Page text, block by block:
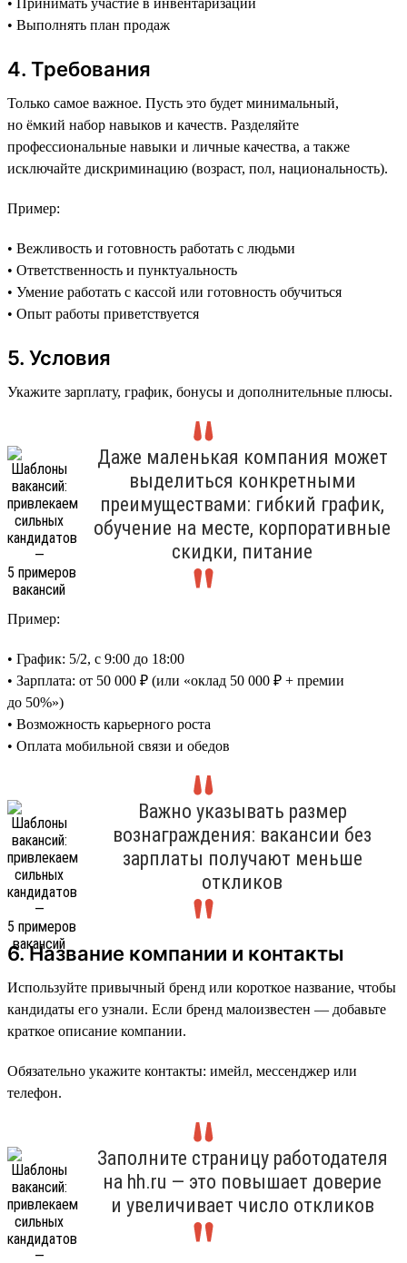
• Выполнять план продаж
4. Требования
Только самое важное. Пусть это будет минимальный,
но ёмкий набор навыков и качеств. Разделяйте
профессиональные навыки и личные качества, а также
исключайте дискриминацию (возраст, пол, национальность).
Пример:
• Вежливость и готовность работать с людьми
• Ответственность и пунктуальность
• Умение работать с кассой или готовность обучиться
• Опыт работы приветствуется
5. Условия
Укажите зарплату, график, бонусы и дополнительные плюсы.
Даже маленькая компания может
выделиться конкретными
преимуществами: гибкий график,
обучение на месте, корпоративные
скидки, питание
Пример:
• График: 5/2, с 9:00 до 18:00
• Зарплата: от 50 000 ₽ (или «оклад 50 000 ₽ + премии
до 50%»)
• Возможность карьерного роста
• Оплата мобильной связи и обедов
Важно указывать размер
вознаграждения: вакансии без
зарплаты получают меньше
откликов
6. Название компании и контакты
Используйте привычный бренд или короткое название, чтобы
кандидаты его узнали. Если бренд малоизвестен — добавьте
краткое описание компании.
Обязательно укажите контакты: имейл, мессенджер или
телефон.
Заполните страницу работодателя
на hh.ru — это повышает доверие
и увеличивает число откликов